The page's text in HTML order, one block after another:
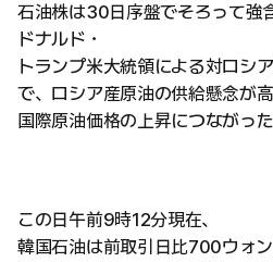
石油株は30日序盤でそろって強
ドナルド・
トランプ米大統領による対ロシ
で、ロシア産原油の供給懸念が高
国際原油価格の上昇につながっ
この日午前9時12分現在、
韓国石油は前取引日比700ウォ